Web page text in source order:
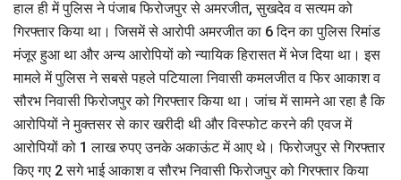
हाल ही में पुलिस ने पंजाब फिरोजपुर से अमरजीत, सुखदेव व सत्यम को
गिरफ्तार किया था। जिसमें से आरोपी अमरजीत का 6 दिन का पुलिस रिमांड
मंजूर हुआ था और अन्य आरोपियों को न्यायिक हिरासत में भेज दिया था। इस
मामले में पुलिस ने सबसे पहले पटियाला निवासी कमलजीत व फिर आकाश व
सौरभ निवासी फिरोजपुर को गिरफ्तार किया था। जांच में सामने आ रहा है कि
आरोपियों ने मुक्तसर से कार खरीदी थी और विस्फोट करने की एवज में
आरोपियों को 1 लाख रुपए उनके अकाऊंट में आए थे। फिरोजपुर से गिरफ्तार
किए गए 2 सगे भाई आकाश व सौरभ निवासी फिरोजपुर को गिरफ्तार किया